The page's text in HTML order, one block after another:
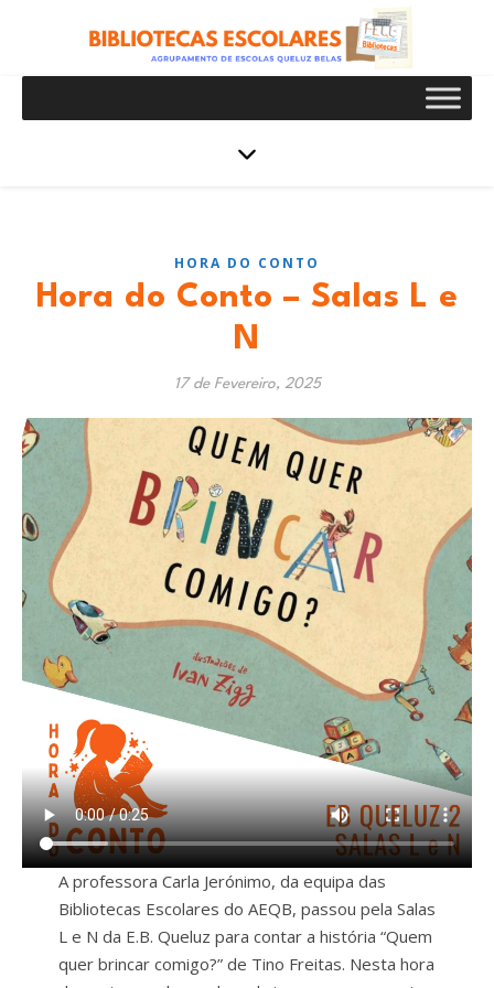
HORA DO CONTO
Hora do Conto – Salas L e
N
17 de Fevereiro, 2025
A professora Carla Jerónimo, da equipa das
Bibliotecas Escolares do AEQB, passou pela Salas
L e N da E.B. Queluz para contar a história “Quem
quer brincar comigo?” de Tino Freitas. Nesta hora